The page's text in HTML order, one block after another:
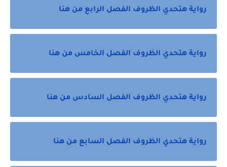
رواية هتحدي الظروف الفصل الرابع من هنا
رواية هتحدي الظروف الفصل الخامس من هنا
رواية هتحدي الظروف الفصل السادس من هنا
رواية هتحدي الظروف الفصل السابع من هنا